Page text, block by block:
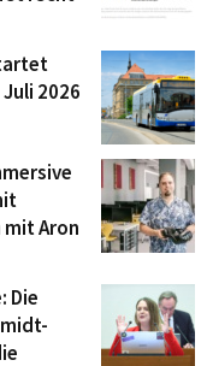
2026
mit Aron
Die